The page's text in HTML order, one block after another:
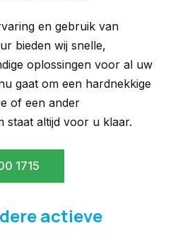
en gebruik van
bieden wij snelle,
oplossingen voor al uw
gaat om een hardnekkige
of een ander
staat altijd voor u klaar.
1715
actieve